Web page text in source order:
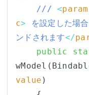
/// <param
c> を設定した場
ンドされます</
public
value )